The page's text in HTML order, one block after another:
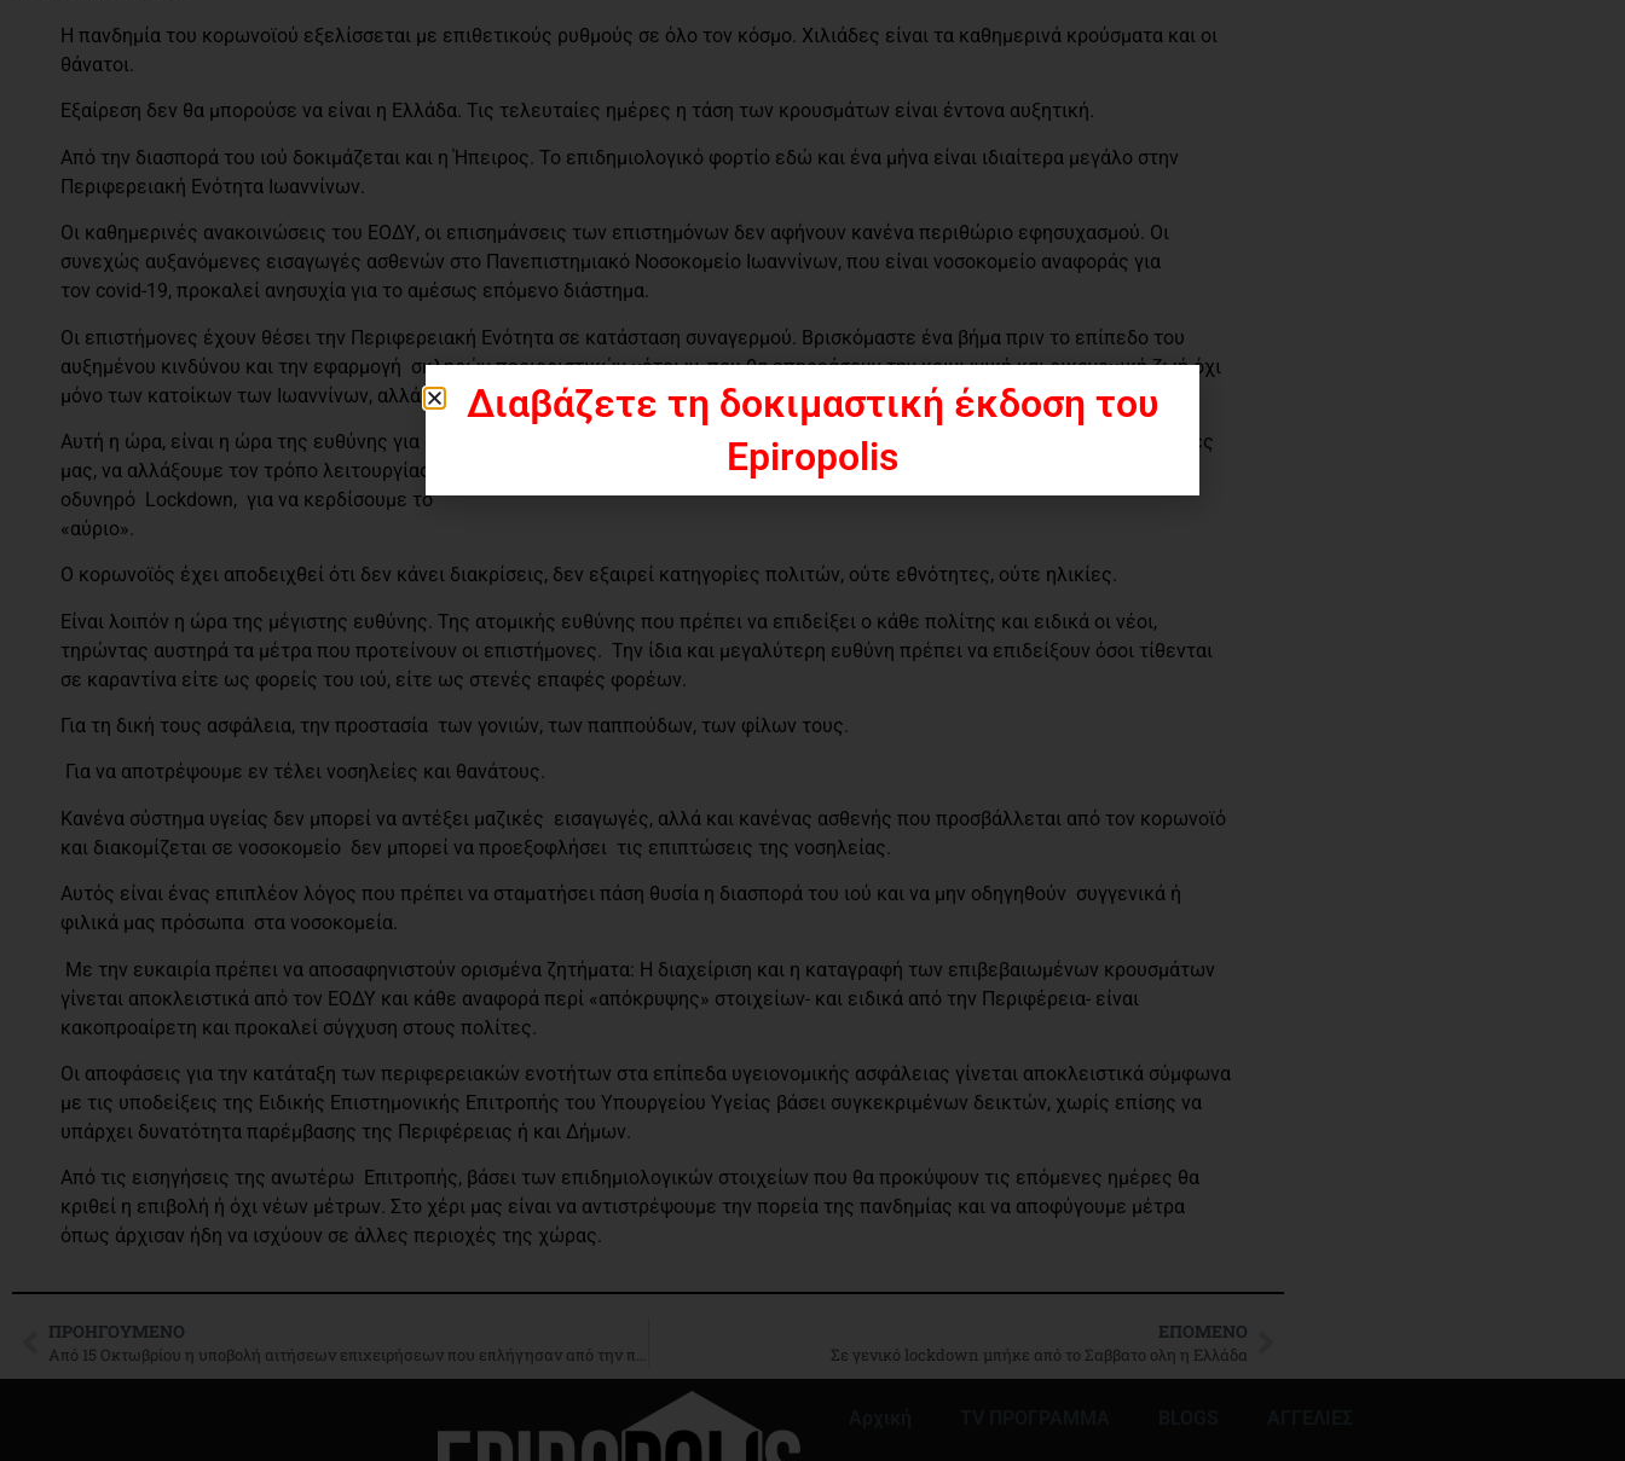
H πανδημία του κορωνοϊού εξελίσσεται με επιθετικούς ρυθμούς σε όλο τον κόσμο. Χιλιάδες είναι τα καθημερινά κρούσματα και οι
θάνατοι.
Εξαίρεση δεν θα μπορούσε να είναι η Ελλάδα. Τις τελευταίες ημέρες η τάση των κρουσμάτων είναι έντονα αυξητική.
Από την διασπορά του ιού δοκιμάζεται και η Ήπειρος. Το επιδημιολογικό φορτίο εδώ και ένα μήνα είναι ιδιαίτερα μεγάλο στην
Περιφερειακή Ενότητα Ιωαννίνων.
Οι καθημερινές ανακοινώσεις του ΕΟΔΥ, οι επισημάνσεις των επιστημόνων δεν αφήνουν κανένα περιθώριο εφησυχασμού. Οι
συνεχώς αυξανόμενες εισαγωγές ασθενών στο Πανεπιστημιακό Νοσοκομείο Ιωαννίνων, που είναι νοσοκομείο αναφοράς για
τον covid-19, προκαλεί ανησυχία για το αμέσως επόμενο διάστημα.
Οι επιστήμονες έχουν θέσει την Περιφερειακή Ενότητα σε κατάσταση συναγερμού. Βρισκόμαστε ένα βήμα πριν το επίπεδο του
αυξημένου κινδύνου και την εφαρμογή σκληρών περιοριστικών μέτρων, που θα επηρεάσουν την κοινωνική και οικονομική ζωή όχι
μόνο των κατοίκων των Ιωαννίνων, αλλά και όλης της Ηπείρου.
Αυτή η ώρα, είναι η ώρα της ευθύνης για όλους. Όλοι μαζί πρέπει να υπερβάλλουμε εαυτούς, να ξεχάσουμε για λίγο τις συνήθειες
μας, να αλλάξουμε τον τρόπο λειτουργίας υπηρεσιών και επιχειρήσεων, να δυσκολευτούμε «σήμερα» αποτρέποντας ένα
οδυνηρό Lockdown, για να κερδίσουμε το
«αύριο».
Ο κορωνοϊός έχει αποδειχθεί ότι δεν κάνει διακρίσεις, δεν εξαιρεί κατηγορίες πολιτών, ούτε εθνότητες, ούτε ηλικίες.
Είναι λοιπόν η ώρα της μέγιστης ευθύνης. Της ατομικής ευθύνης που πρέπει να επιδείξει ο κάθε πολίτης και ειδικά οι νέοι,
τηρώντας αυστηρά τα μέτρα που προτείνουν οι επιστήμονες. Την ίδια και μεγαλύτερη ευθύνη πρέπει να επιδείξουν όσοι τίθενται
σε καραντίνα είτε ως φορείς του ιού, είτε ως στενές επαφές φορέων.
Για τη δική τους ασφάλεια, την προστασία των γονιών, των παππούδων, των φίλων τους.
Για να αποτρέψουμε εν τέλει νοσηλείες και θανάτους.
Κανένα σύστημα υγείας δεν μπορεί να αντέξει μαζικές εισαγωγές, αλλά και κανένας ασθενής που προσβάλλεται από τον κορωνοϊό
και διακομίζεται σε νοσοκομείο δεν μπορεί να προεξοφλήσει τις επιπτώσεις της νοσηλείας.
Αυτός είναι ένας επιπλέον λόγος που πρέπει να σταματήσει πάση θυσία η διασπορά του ιού και να μην οδηγηθούν συγγενικά ή
φιλικά μας πρόσωπα στα νοσοκομεία.
Με την ευκαιρία πρέπει να αποσαφηνιστούν ορισμένα ζητήματα: Η διαχείριση και η καταγραφή των επιβεβαιωμένων κρουσμάτων
γίνεται αποκλειστικά από τον ΕΟΔΥ και κάθε αναφορά περί «απόκρυψης» στοιχείων- και ειδικά από την Περιφέρεια- είναι
κακοπροαίρετη και προκαλεί σύγχυση στους πολίτες.
Οι αποφάσεις για την κατάταξη των περιφερειακών ενοτήτων στα επίπεδα υγειονομικής ασφάλειας γίνεται αποκλειστικά σύμφωνα
με τις υποδείξεις της Ειδικής Επιστημονικής Επιτροπής του Υπουργείου Υγείας βάσει συγκεκριμένων δεικτών, χωρίς επίσης να
υπάρχει δυνατότητα παρέμβασης της Περιφέρειας ή και Δήμων.
Από τις εισηγήσεις της ανωτέρω Επιτροπής, βάσει των επιδημιολογικών στοιχείων που θα προκύψουν τις επόμενες ημέρες θα
κριθεί η επιβολή ή όχι νέων μέτρων. Στο χέρι μας είναι να αντιστρέψουμε την πορεία της πανδημίας και να αποφύγουμε μέτρα
όπως άρχισαν ήδη να ισχύουν σε άλλες περιοχές της χώρας.
ΠΡΟΗΓΟΎΜΕΝΟ
Από 15 Οκτωβρίου η υποβολή αιτήσεων επιχειρήσεων που επλήγησαν από την πανδημία Covid-19
ΕΠΌΜΕΝΟ
Σε γενικό lockdown μπήκε από το Σαββατο ολη η Ελλάδα
Διαβάζετε τη δοκιμαστική έκδοση του
Epiropolis